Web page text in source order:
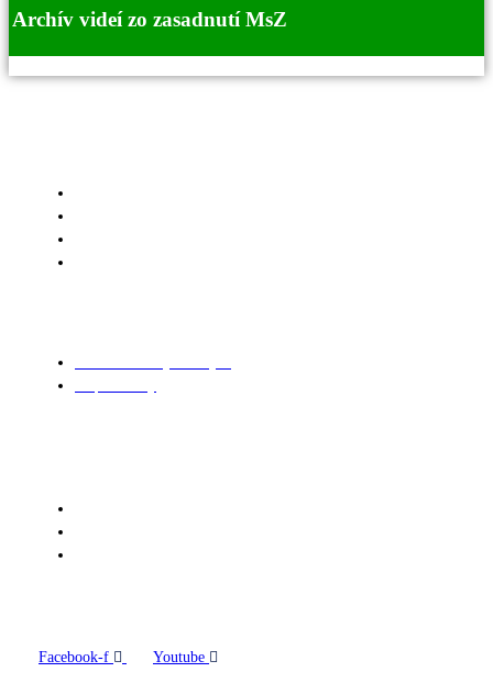
Archív videí zo zasadnutí MsZ
Facebook-f Youtube